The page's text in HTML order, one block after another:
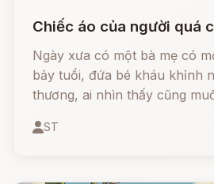
Chiếc áo của người quá
Ngày xưa có một bà mẹ có
bảy tuổi, đứa bé kháu khỉnh
thương, ai nhìn thấy cũng
đời. Nhưng một ngày kia
ST